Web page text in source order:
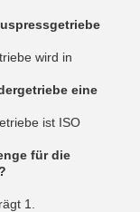
wird in
eine
ist ISO
für die
1.